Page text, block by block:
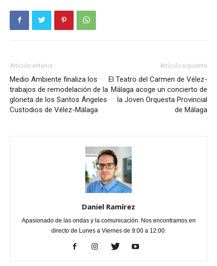
Artículo anterior
Medio Ambiente finaliza los
trabajos de remodelación de la
glorieta de los Santos Ángeles
Custodios de Vélez-Málaga
Artículo siguiente
El Teatro del Carmen de Vélez-
Málaga acoge un concierto de
la Joven Orquesta Provincial
de Málaga
Daniel Ramírez
Apasionado de las ondas y la comunicación. Nos encontramos en
directo de Lunes a Viernes de 9:00 a 12:00.